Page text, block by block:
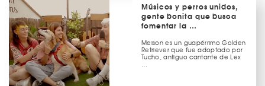
Músicos y perros unidos,
gente bonita que busca
fomentar la …
Meison es un guapérrimo Golden
Retriever que fue adoptado por
Tucho, antiguo cantante de Lex
…